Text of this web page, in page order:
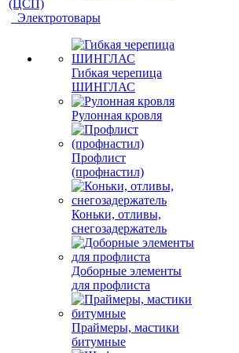
(ЦСП)
Электротовары
Гибкая черепица
ШИНГЛАС
Рулонная кровля
Профлист
(профнастил)
Коньки, отливы,
снегозадержатель
Доборные элементы
для профлиста
Праймеры, мастики
битумные